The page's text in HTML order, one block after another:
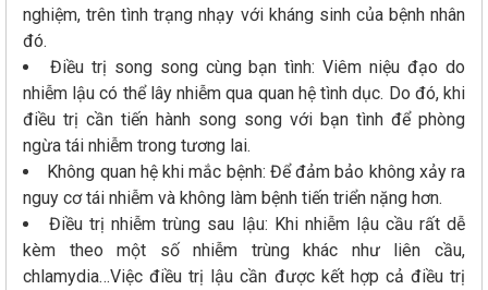
nghiệm, trên tình trạng nhạy với kháng sinh của bệnh nhân
đó.
Điều trị song song cùng bạn tình: Viêm niệu đạo do
nhiễm lậu có thể lây nhiễm qua quan hệ tình dục. Do đó, khi
điều trị cần tiến hành song song với bạn tình để phòng
ngừa tái nhiễm trong tương lai.
Không quan hệ khi mắc bệnh: Để đảm bảo không xảy ra
nguy cơ tái nhiễm và không làm bệnh tiến triển nặng hơn.
Điều trị nhiễm trùng sau lậu: Khi nhiễm lậu cầu rất dễ
kèm theo một số nhiễm trùng khác như liên cầu,
chlamydia…Việc điều trị lậu cần được kết hợp cả điều trị